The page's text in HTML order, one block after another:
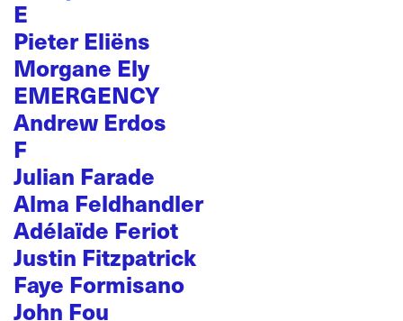
E
Pieter Eliëns
Morgane Ely
EMERGENCY
Andrew Erdos
F
Julian Farade
Alma Feldhandler
Adélaïde Feriot
Justin Fitzpatrick
Faye Formisano
John Fou